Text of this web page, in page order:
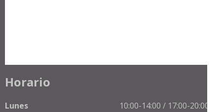
Horario
Lunes
10:00-14:00 / 17:00-20:00 h